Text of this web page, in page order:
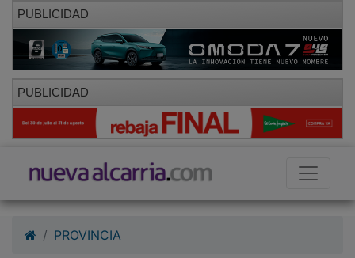
PUBLICIDAD
PUBLICIDAD